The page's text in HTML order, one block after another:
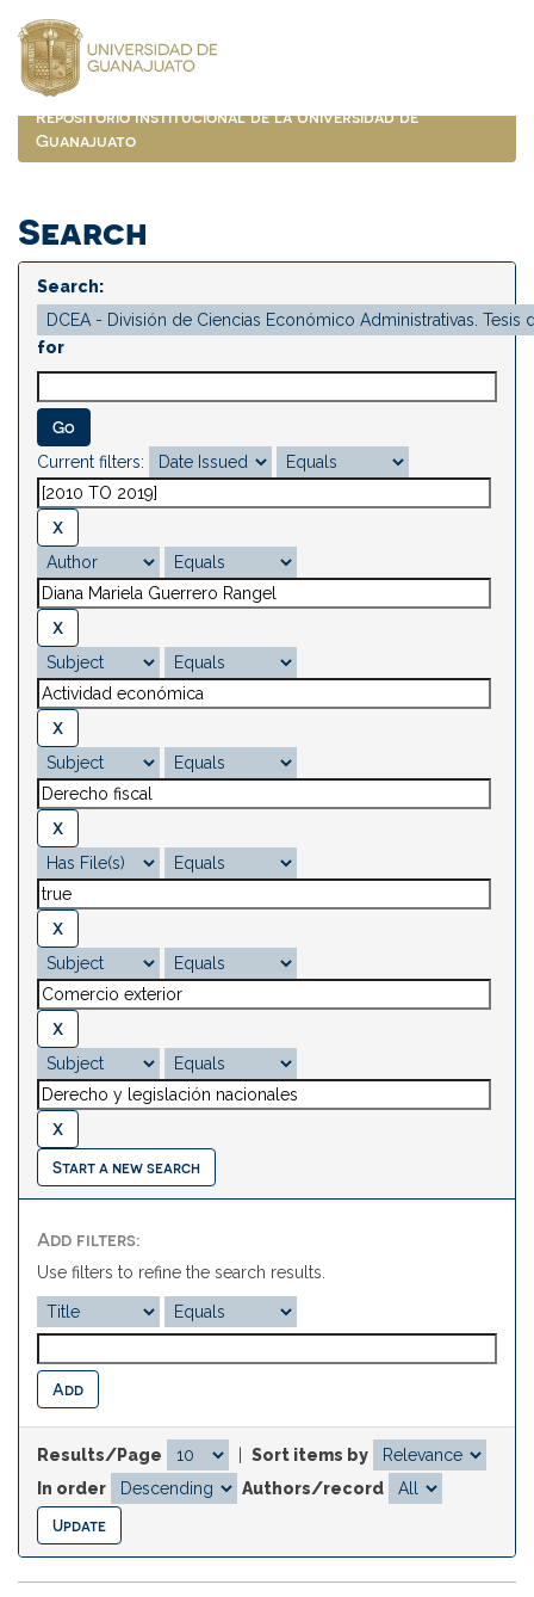
navigation
Repositorio Institucional de la Universidad de
Guanajuato
Search
Search:
for
Current filters:
Start a new search
Add filters:
Use filters to refine the search results.
Results/Page
Sort items by
In order
Authors/record